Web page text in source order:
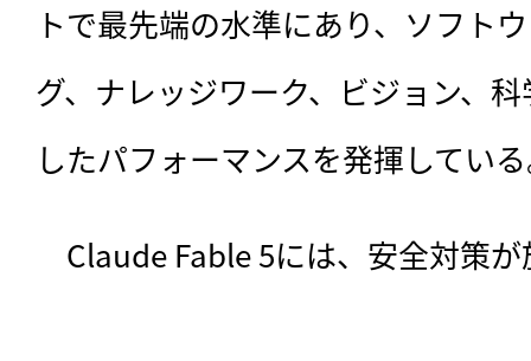
トで最先端の水準にあり、ソフト
グ、ナレッジワーク、ビジョン、
したパフォーマンスを発揮してい
Claude Fable 5には、安全対策